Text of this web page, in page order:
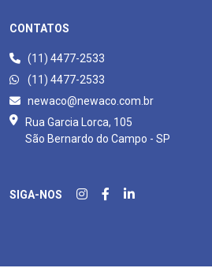
CONTATOS
(11) 4477-2533
(11) 4477-2533
newaco@newaco.com.br
Rua Garcia Lorca, 105
São Bernardo do Campo - SP
SIGA-NOS